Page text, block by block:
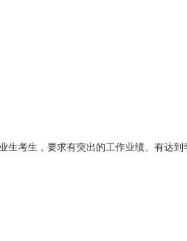
生考生，要求有突出的工作业绩、有达到